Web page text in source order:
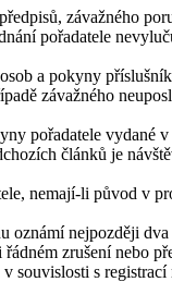
závažného
pořadatele
a pokyny
závažného
pořadatele vydané
článků je
nemají-li původ v
nejpozději
zrušení nebo
s registrací